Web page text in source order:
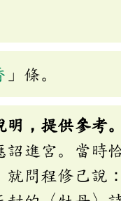
」條。
明，提供參考。
進宮。當時
問程修己說